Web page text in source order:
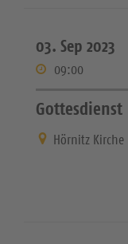
03. Sep 2023
09:00
Gottesdienst
Hörnitz Kirche